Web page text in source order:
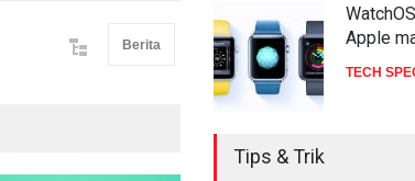
Berita
Apple
TECH
Tips & Trik